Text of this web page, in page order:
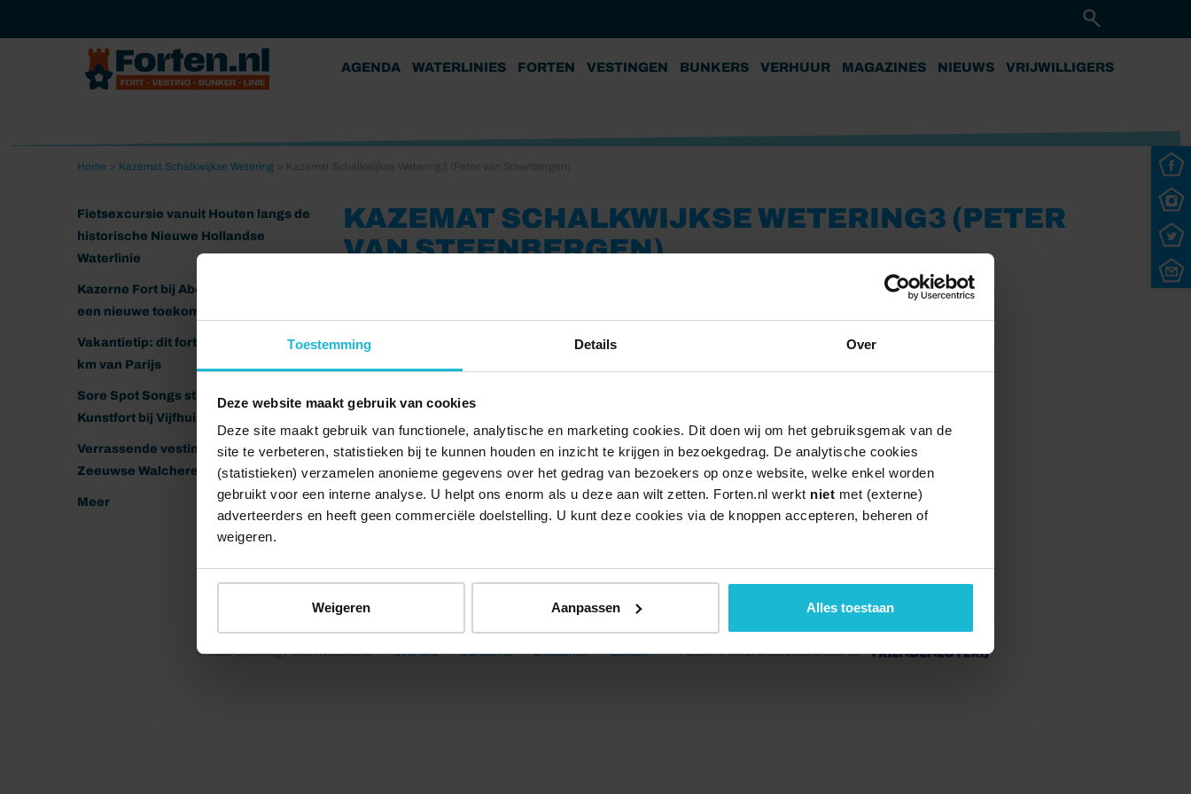
Toestemming Details Over
Deze website maakt gebruik van cookies
Deze site maakt gebruik van functionele, analytische en marketing cookies. Dit doen wij om het gebruiksgemak van de
site te verbeteren, statistieken bij te kunnen houden en inzicht te krijgen in bezoekgedrag. De analytische cookies
(statistieken) verzamelen anonieme gegevens over het gedrag van bezoekers op onze website, welke enkel worden
gebruikt voor een interne analyse. U helpt ons enorm als u deze aan wilt zetten. Forten.nl werkt niet met (externe)
adverteerders en heeft geen commerciële doelstelling. U kunt deze cookies via de knoppen accepteren, beheren of
weigeren.
Weigeren Aanpassen Alles toestaan
AGENDA WATERLINIES FORTEN VESTINGEN BUNKERS VERHUUR MAGAZINES NIEUWS VRIJWILLIGERS
Home Kazemat Schalkwijkse Wetering
Fietsexcursie vanuit Houten langs de
historische Nieuwe Hollandse
Waterlinie
Kazerne Fort bij Abcoude klaar voor
een nieuwe toekomst
Vakantietip: dit fort ligt nog geen 20
km van Parijs
Sore Spot Songs strijkt neer op het
Kunstfort bij Vijfhuizen
Verrassende vestingen van het
Zeeuwse Walcheren
Meer
KAZEMAT SCHALKWIJKSE WETERING3 (PETER
VAN STEENBERGEN)
© 2026 Stichting Forten Nederland Over ons Doneer nu Disclaimer Contact Forten.nl wordt ondersteund door de